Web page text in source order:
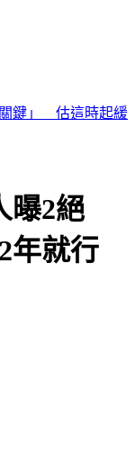
來了！MEOVV白
曝2絕
就行